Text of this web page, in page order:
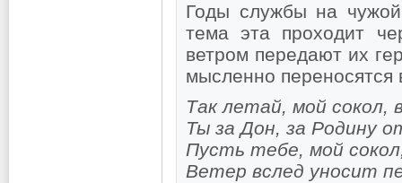
Годы службы на
тема эта проходит
ветром передают их
мысленно переносятся
Так летай, мой сокол,
Ты за Дон, за Родину
Пусть тебе, мой
Ветер вслед уносит